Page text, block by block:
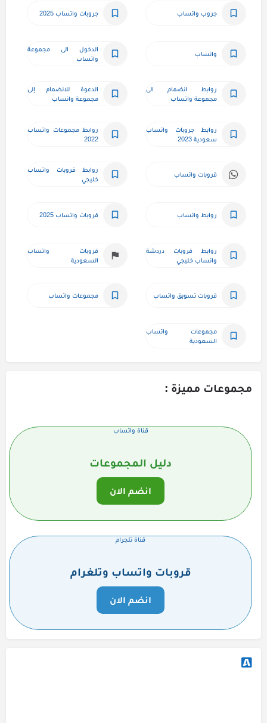
جروب واتساب جروبات واتساب 2025
واتساب
واتساب
مجموعة واتساب
مجموعة واتساب
سعودية 2023
2022
قروبات واتساب
خليجي
روابط واتساب قروبات واتساب 2025
واتساب خليجي
السعودية
قروبات تسويق واتساب مجموعات واتساب
السعودية
مجموعات مميزة :
قناة واتساب
دليل المجموعات
انضم الان
قناة تلجرام
قروبات واتساب وتلغرام
انضم الان